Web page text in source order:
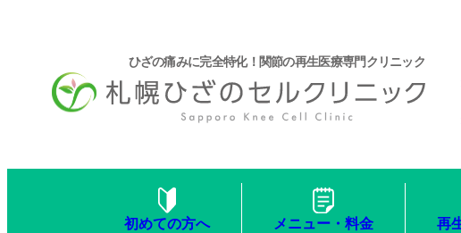
ひざの痛みに完全特化！関節の再生医療専門クリニック
初めての方へ メニュー・料金 再